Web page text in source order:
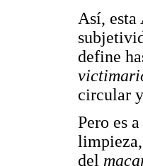
Así,
define
circular
Pero es
del